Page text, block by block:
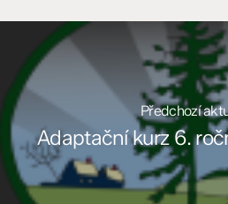
Předchozí
Adaptační kurz 6.